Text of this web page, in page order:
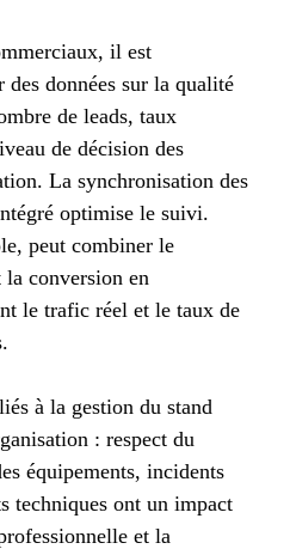
il est
données sur la qualité
de leads, taux
de décision des
La synchronisation des
optimise le suivi.
peut combiner le
conversion en
le trafic réel et le taux de
à la gestion du stand
: respect du
équipements, incidents
techniques ont un impact
et la